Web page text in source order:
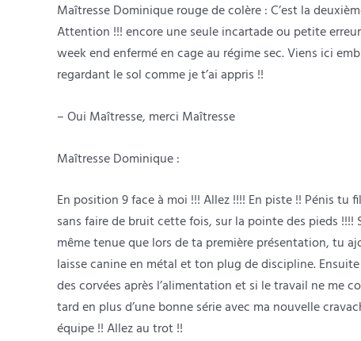
Maîtresse Dominique rouge de colère : C’est la
Attention !!! encore une seule incartade ou petite
week end enfermé en cage au régime sec. Viens ici
regardant le sol comme je t’ai appris !!
– Oui Maîtresse, merci Maîtresse
Maîtresse Dominique :
En position 9 face à moi !!! Allez !!!! En piste !! Pénis
sans faire de bruit cette fois, sur la pointe des pieds
même tenue que lors de ta première présentation, tu
laisse canine en métal et ton plug de discipline.
des corvées après l’alimentation et si le travail ne me
tard en plus d’une bonne série avec ma nouvelle
équipe !! Allez au trot !!